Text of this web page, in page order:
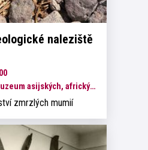
naleziště
afrických a amerických kultur
zmrzlých mumií